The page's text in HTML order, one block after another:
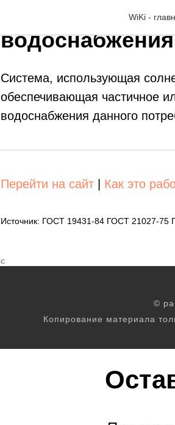
WiKi -
Система
водоснабжения
Система, использующая
обеспечивающая частичное
водоснабжения данного
Перейти на сайт Как это
Источник: ГОСТ 19431-84 ГОСТ 21027-
С
©
Копирование материала